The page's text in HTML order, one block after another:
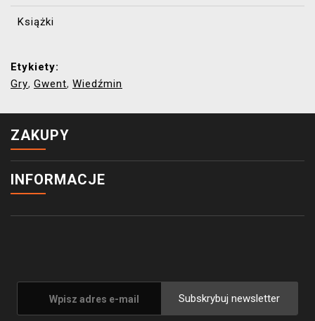
Książki
Etykiety:
Gry, Gwent, Wiedźmin
ZAKUPY
INFORMACJE
Subskrybuj newsletter